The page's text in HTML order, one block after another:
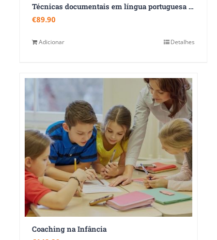
Técnicas documentais em lí­ngua portuguesa – correspondência comercial
€89.90
Adicionar Detalhes
Coaching na Infância